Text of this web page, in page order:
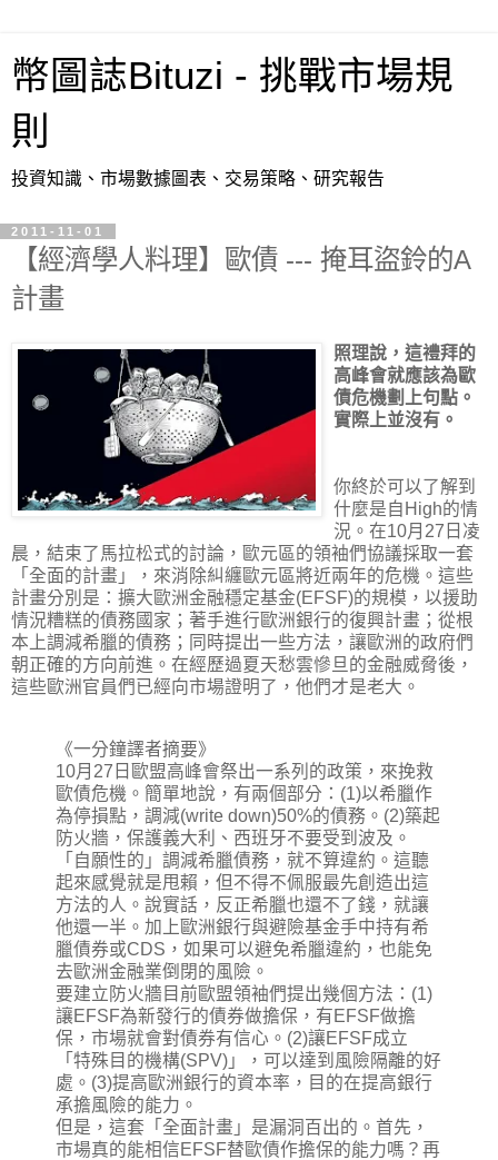
幣圖誌Bituzi - 挑戰市場規
則
投資知識、市場數據圖表、交易策略、研究報告
2011-11-01
【經濟學人料理】歐債 --- 掩耳盜鈴的A
計畫
照理說，這禮拜的
高峰會就應該為歐
債危機劃上句點。
實際上並沒有。
你終於可以了解到
什麼是自High的情
況。在10月27日凌
晨，結束了馬拉松式的討論，歐元區的領袖們協議採取一套
「全面的計畫」，來消除糾纏歐元區將近兩年的危機。這些
計畫分別是：擴大歐洲金融穩定基金(EFSF)的規模，以援助
情況糟糕的債務國家；著手進行歐洲銀行的復興計畫；從根
本上調減希臘的債務；同時提出一些方法，讓歐洲的政府們
朝正確的方向前進。在經歷過夏天愁雲慘旦的金融威脅後，
這些歐洲官員們已經向市場證明了，他們才是老大。
《一分鐘譯者摘要》
10月27日歐盟高峰會祭出一系列的政策，來挽救
歐債危機。簡單地說，有兩個部分：(1)以希臘作
為停損點，調減(write down)50%的債務。(2)築起
防火牆，保護義大利、西班牙不要受到波及。
「自願性的」調減希臘債務，就不算違約。這聽
起來感覺就是甩賴，但不得不佩服最先創造出這
方法的人。說實話，反正希臘也還不了錢，就讓
他還一半。加上歐洲銀行與避險基金手中持有希
臘債券或CDS，如果可以避免希臘違約，也能免
去歐洲金融業倒閉的風險。
要建立防火牆目前歐盟領袖們提出幾個方法：(1)
讓EFSF為新發行的債券做擔保，有EFSF做擔
保，市場就會對債券有信心。(2)讓EFSF成立
「特殊目的機構(SPV)」，可以達到風險隔離的好
處。(3)提高歐洲銀行的資本率，目的在提高銀行
承擔風險的能力。
但是，這套「全面計畫」是漏洞百出的。首先，
市場真的能相信EFSF替歐債作擔保的能力嗎？再